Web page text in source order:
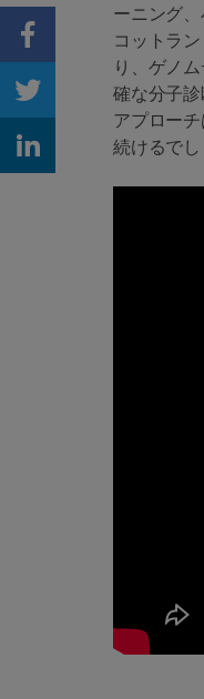
ーニング
コットラ
り、ゲノ
確な分子
アプロー
続けるでし
Share on
Share on
Share on